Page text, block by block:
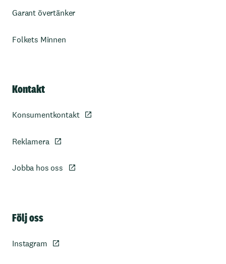
Garant övertänker
Folkets Minnen
Kontakt
Konsumentkontakt
Reklamera
Jobba hos oss
Följ oss
Instagram